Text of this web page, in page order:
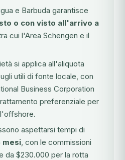
e Barbuda garantisce
o con visto all'arrivo a
cui l'Area Schengen e il
si applica all'aliquota
utili di fonte locale, con
Business Corporation
preferenziale per
aspettarsi tempi di
mesi, con le commissioni
da $230.000 per la rotta